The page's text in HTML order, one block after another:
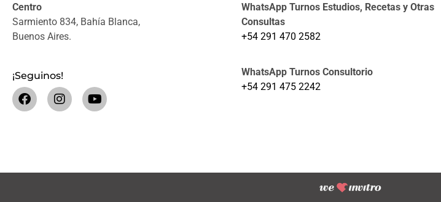
Centro
Sarmiento 834, Bahía Blanca,
Buenos Aires.
¡Seguinos!
WhatsApp Turnos Estudios, Recetas y Otras
Consultas
+54 291 470 2582
WhatsApp Turnos Consultorio
+54 291 475 2242